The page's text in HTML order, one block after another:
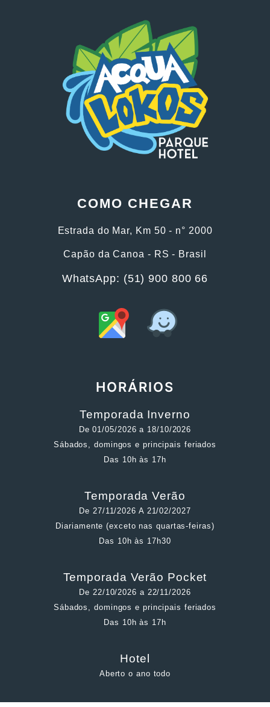
COMO CHEGAR
Estrada do Mar, Km 50 - n° 2000
Capão da Canoa - RS - Brasil
WhatsApp: (51) 900 800 66
HORÁRIOS
Temporada Inverno
De 01/05/2026 a 18/10/2026
Sábados, domingos e principais feriados
Das 10h às 17h
Temporada Verão
De 27/11/2026 A 21/02/2027
Diariamente (exceto nas quartas-feiras)
Das 10h às 17h30
Temporada Verão Pocket
De 22/10/2026 a 22/11/2026
Sábados, domingos e principais feriados
Das 10h às 17h
Hotel
Aberto o ano todo